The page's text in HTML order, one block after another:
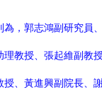
為，郭志鴻副研究員
理教授、張起維副教
授、黃進興副院長、